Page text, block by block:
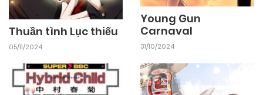
Thuần tình Lục thiếu
05/11/2024
Young Gun
Carnaval
31/10/2024